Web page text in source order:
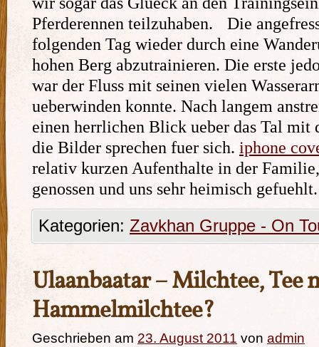
Pferderennen teilzuhaben.
Die
folgenden Tag wieder durch eine
hohen Berg abzutrainieren. Die erste
war der Fluss mit seinen vielen
ueberwinden konnte. Nach langem
einen herrlichen Blick ueber das Tal mit
die Bilder sprechen fuer sich. iphone
relativ kurzen Aufenthalte in der
genossen und uns sehr heimisch gefuehlt.
Kategorien: Zavkhan Gruppe - On
Ulaanbaatar – Milchtee,
Hammelmilchtee?
Geschrieben am 23. August 2011 von admin